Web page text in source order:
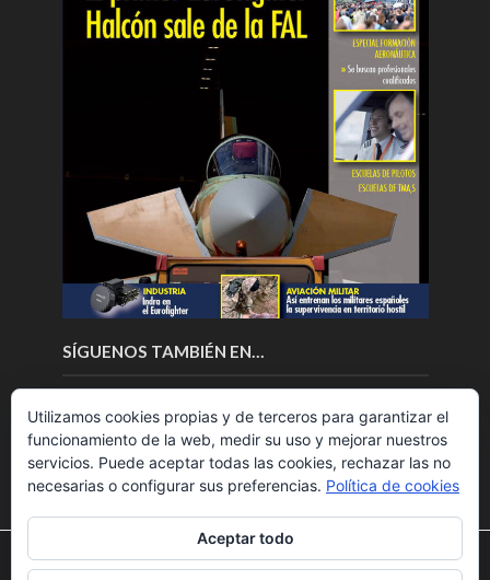
SÍGUENOS TAMBIÉN EN…
Utilizamos cookies para ofrecerte la mejor experiencia en
Utilizamos cookies propias y de terceros para garantizar el
funcionamiento de la web, medir su uso y mejorar nuestros
servicios. Puede aceptar todas las cookies, rechazar las no
necesarias o configurar sus preferencias. Política de cookies
Aceptar todo